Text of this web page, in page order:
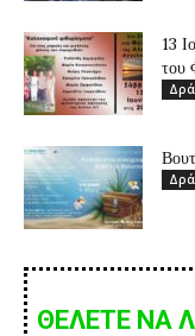
13
του
ΘΕΛΕΤΕ ΝΑ